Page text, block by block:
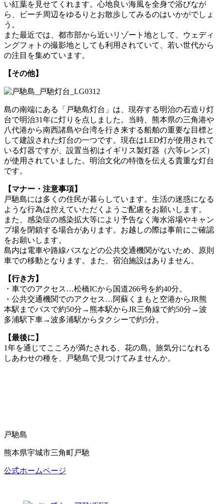
い紅葉を見せてくれます。心地良い海風を全身で浴びなが
ら、ビーチ周辺をゆるりとお散歩してみるのはいかがでしょ
う。
また最近では、都市部から近いリゾート地として、ウェディ
ングフォトの撮影地としても利用されていて、若い世代から
の注目を集めています。
【その他】
島の南端にある「戸馳島灯台」は、現存する明治の石造り灯
台で明治31年に灯りを点しました。当時、熊本県の三角港や
八代港から南西諸島や台湾を行き来する船舶の重要な目標と
して建設された灯台の一つです。現在はLED灯が使用されて
いる灯器ですが、設置当初はイギリス製灯器（六等レンズ）
が使用されていました。明治文化の特徴を伝える貴重な灯台
です。
【マナー・注意事項】
戸馳島には多くの住民が暮らしています。生活の迷惑になる
ような行為は控えていただくようご配慮をお願いします。
また、感染症の感染拡大等により予告なく海水浴場やキャン
プ場を閉鎖する場合があります。お越しの際は事前にご確認
をお願いします。
島内は電車や路線バスなどの公共交通機関がないため、原則
車での移動となります。また、宿泊施設はありません。
【行き方】
・車でのアクセス…松橋ICから国道266号を約40分。
・公共交通機関でのアクセス…阿蘇くまもと空港からJR熊
本駅までバスで約50分→熊本駅からJR三角線で約50分→波
多浦駅下車→波多浦駅からタクシーで約5分。
【最後に】
1年を通じてこころが満たされる、花の島。旅気分になれる
しあわせの種を、戸馳島で見つけてみませんか。
戸馳島
熊本県宇城市三角町戸馳
公式ホームページ